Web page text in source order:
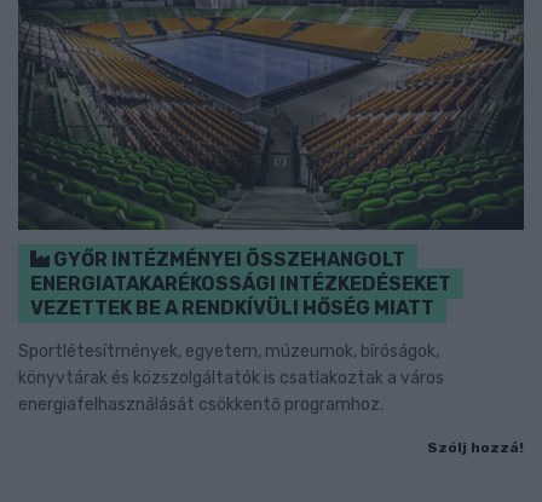
GYŐR INTÉZMÉNYEI ÖSSZEHANGOLT
ENERGIATAKARÉKOSSÁGI INTÉZKEDÉSEKET
VEZETTEK BE A RENDKÍVÜLI HŐSÉG MIATT
Sportlétesítmények, egyetem, múzeumok, bíróságok,
könyvtárak és közszolgáltatók is csatlakoztak a város
energiafelhasználását csökkentő programhoz.
Szólj hozzá!